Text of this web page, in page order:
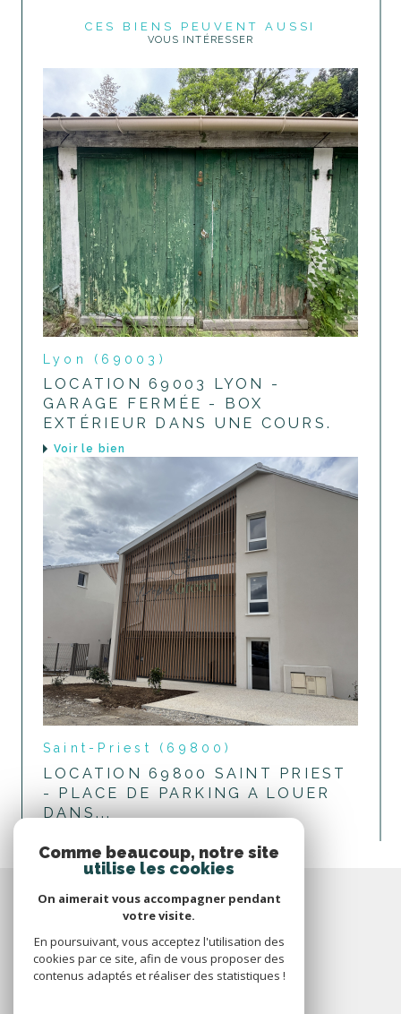
CES BIENS PEUVENT AUSSI
VOUS INTÉRESSER
Lyon (69003)
LOCATION 69003 LYON -
GARAGE FERMÉE - BOX
EXTÉRIEUR DANS UNE COURS.
voir le bien
Saint-Priest (69800)
LOCATION 69800 SAINT PRIEST
- PLACE DE PARKING A LOUER
DANS...
Comme beaucoup, notre site
utilise les cookies
On aimerait vous accompagner pendant
votre visite.
En poursuivant, vous acceptez l'utilisation des
cookies par ce site, afin de vous proposer des
contenus adaptés et réaliser des statistiques !